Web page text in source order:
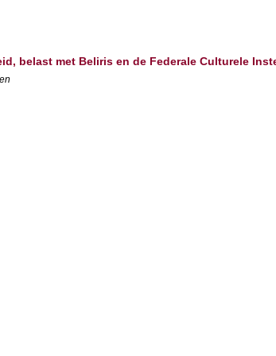
belast met Beliris en de Federale Culturele